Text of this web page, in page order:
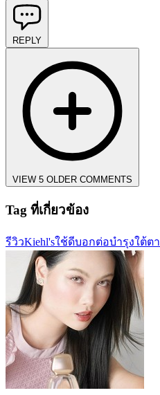
REPLY
VIEW 5 OLDER COMMENTS
Tag ที่เกี่ยวข้อง
รีวิวKiehl'sใช้ดีบอกต่อบำรุงใต้ตา